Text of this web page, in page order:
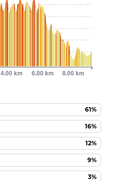
61%
16%
12%
9%
3%
4.00 km 6.00 km 8.00 km